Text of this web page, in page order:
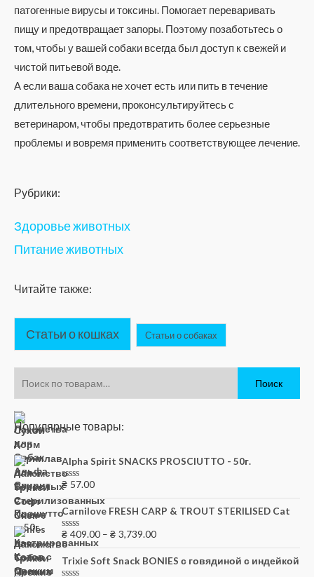
патогенные вирусы и токсины. Помогает переваривать
пищу и предотвращает запоры. Поэтому позаботьтесь о
том, чтобы у вашей собаки всегда был доступ к свежей и
чистой питьевой воде.
А если ваша собака не хочет есть или пить в течение
длительного времени, проконсультируйтесь с
ветеринаром, чтобы предотвратить более серьезные
проблемы и вовремя применить соответствующее лечение.
Рубрики:
Здоровье животных
Питание животных
Читайте также:
Статьи о кошках Статьи о собаках
Поиск
Популярные товары:
Alpha Spirit SNACKS PROSCIUTTO - 50г.
Оценка
из
5
₴ 57.00
Carnilove FRESH CARP & TROUT STERILISED Cat
Оценка
0
из
5
₴ 409.00 –₴ 3,739.00
Trixie Soft Snack BONIES с говядиной с индейкой